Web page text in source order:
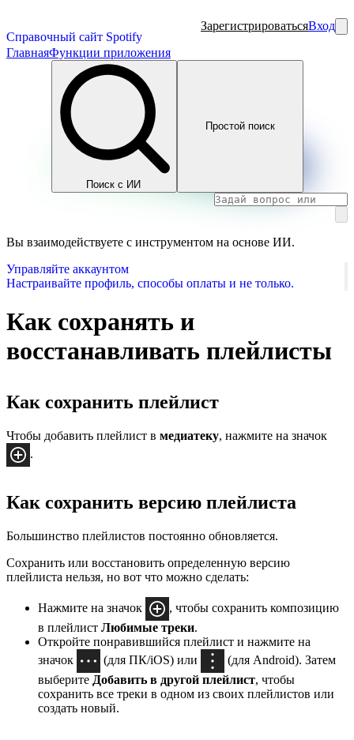
Справочный сайт Spotify
ЗарегистрироватьсяВход
ГлавнаяФункции приложения
Поиск с ИИ
Простой поиск
Вы взаимодействуете с инструментом на основе ИИ.
Управляйте аккаунтом
Настраивайте профиль, способы оплаты и не только.
Как сохранять и
восстанавливать плейлисты
Как сохранить плейлист
Чтобы добавить плейлист в медиатеку, нажмите на значок
.
Как сохранить версию плейлиста
Большинство плейлистов постоянно обновляется.
Сохранить или восстановить определенную версию
плейлиста нельзя, но вот что можно сделать:
Нажмите на значок
, чтобы сохранить композицию
в плейлист Любимые треки.
Откройте понравившийся плейлист и нажмите на
значок
(для ПК/iOS) или
(для Android). Затем
выберите Добавить в другой плейлист, чтобы
сохранить все треки в одном из своих плейлистов или
создать новый.